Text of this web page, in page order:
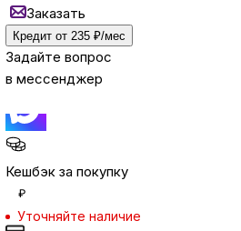
техника
и чемоданы
дома и дачи
Заказать
Кредит от 235 ₽/мес
Задайте вопрос
в мессенджер
Кешбэк за покупку
₽
Уточняйте наличие